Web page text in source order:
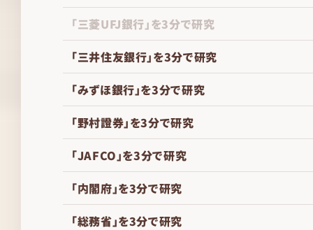
「三菱UFJ銀行」を3分で研究
「三井住友銀行」を3分で研究
「みずほ銀行」を3分で研究
「野村證券」を3分で研究
「JAFCO」を3分で研究
「内閣府」を3分で研究
「総務省」を3分で研究